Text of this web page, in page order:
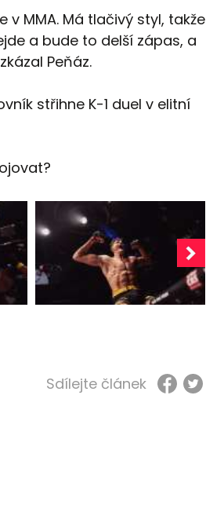
v MMA. Má tlačivý styl, takže
a bude to delší zápas, a
Peňáz.
střihne K-1 duel v elitní
Sdílejte článek